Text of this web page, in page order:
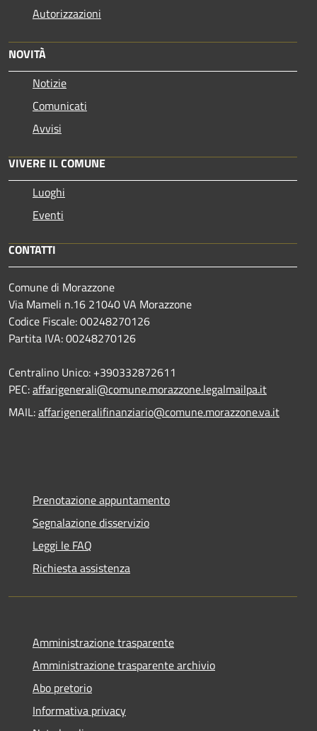
Autorizzazioni
NOVITÀ
Notizie
Comunicati
Avvisi
VIVERE IL COMUNE
Luoghi
Eventi
CONTATTI
Comune di Morazzone
Via Mameli n.16 21040 VA Morazzone
Codice Fiscale: 00248270126
Partita IVA: 00248270126
Centralino Unico: +390332872611
PEC:affarigenerali@comune.morazzone.legalmailpa.it
MAIL:affarigeneralifinanziario@comune.morazzone.va.it
Prenotazione appuntamento
Segnalazione disservizio
Leggi le FAQ
Richiesta assistenza
Amministrazione trasparente
Amministrazione trasparente archivio
Abo pretorio
Informativa privacy